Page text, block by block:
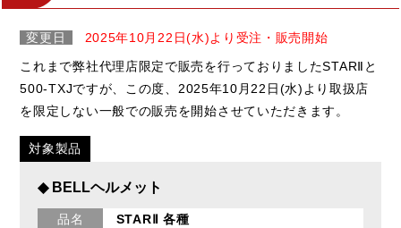
変更日
2025年10月22日(水)より受注・販売開始
これまで弊社代理店限定で販売を行っておりましたSTARⅡと
500-TXJですが、この度、2025年10月22日(水)より取扱店
を限定しない一般での販売を開始させていただきます。
対象製品
◆ BELLヘルメット
品名
STARⅡ 各種